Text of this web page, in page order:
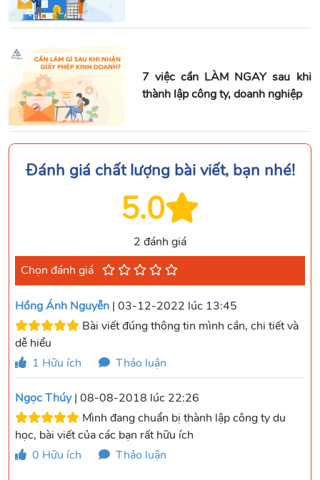
7 việc cần LÀM NGAY sau khi
thành lập công ty, doanh nghiệp
Đánh giá chất lượng bài viết, bạn nhé!
5.0
2 đánh giá
Chọn đánh giá
Hồng Ánh Nguyễn | 03-12-2022 lúc 13:45
Bài viết đúng thông tin mình cần, chi tiết và
dễ hiểu
1 Hữu ích Thảo luận
Ngọc Thúy| 08-08-2018 lúc 22:26
Mình đang chuẩn bị thành lập công ty du
học, bài viết của các bạn rất hữu ích
0 Hữu ích Thảo luận